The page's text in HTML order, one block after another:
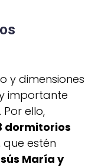
y dimensiones
importante
ello,
dormitorios
que estén
María y